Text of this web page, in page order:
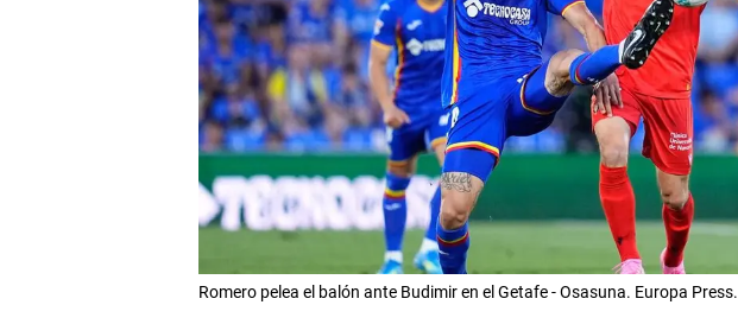
Romero pelea el balón ante Budimir en el Getafe - Osasuna. Europa Press.